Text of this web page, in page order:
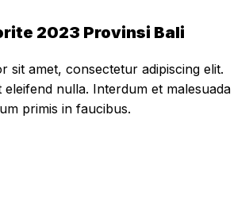
2023 Provinsi Bali
sit amet, consectetur adipiscing elit.
eleifend nulla. Interdum et malesuada
primis in faucibus.